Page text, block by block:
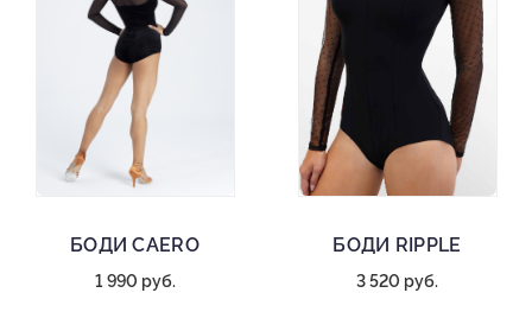
БОДИ CAERO
1 990 руб.
БОДИ RIPPLE
3 520 руб.